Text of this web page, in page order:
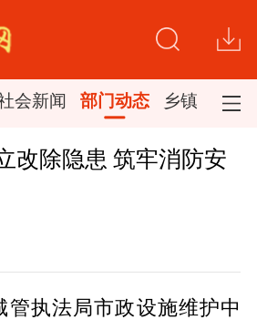
会新闻 部门动态 乡镇新闻
改除隐患 筑牢消防安
管执法局市政设施维护中